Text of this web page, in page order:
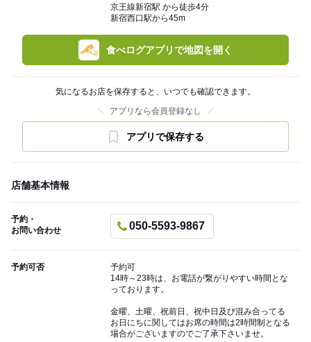
京王線新宿駅 から徒歩4分
新宿西口駅から45m
食べログアプリで地図を開く
気になるお店を保存すると、いつでも確認できます。
アプリなら会員登録なし
アプリで保存する
店舗基本情報
予約・
お問い合わせ
050-5593-9867
予約可否
予約可
14時～23時は、お電話が繋がりやすい時間とな
っております。
金曜、土曜、祝前日、祝中日及び混み合ってる
お日にちに関してはお席の時間は2時間制となる
場合がございますのでご了承下さいませ。